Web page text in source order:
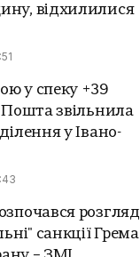
відхилилися
у спеку +39
Пошта звільнила
у Івано-
розгляд
санкції Грема